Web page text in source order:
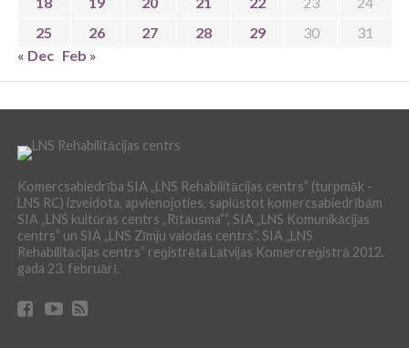
25
26 27 28 29 30
31
« Dec Feb »
Komercsabiedrība SIA „LNS Rehabilitācijas centrs” (turpmāk -
LNS RC) izveidota, apvienojoties, saplūstot komercsabiedrībām
SIA „LNS kultūras centrs „Rītausma””, SIA „LNS Komunikācijas
centrs” un SIA „LNS Zīmju valodas centrs”. SIA „LNS
Rehabilitācijas centrs” reģistrēta Latvijas Komercreģistrā 2012.
gada 23. februārī.